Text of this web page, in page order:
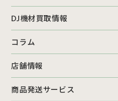
DJ機材買取情報
コラム
店舗情報
商品発送サービス